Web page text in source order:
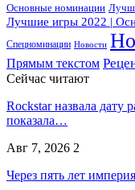
Основные номинации
Лучшие игры 2022 |
Спецноминации Новости
Прямым текстом
Сейчас читают
Rockstar назвала дату
показала…
Авг 7, 2026 2
Через пять лет